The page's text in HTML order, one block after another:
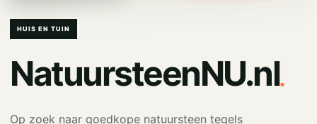
HUIS EN TUIN
NatuursteenNU.nl.
Op zoek naar goedkope natuursteen tegels